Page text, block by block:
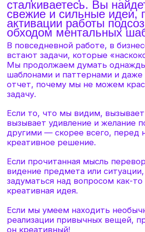
9
3
Недели, расчетное время
прохождения курса
Креативный
человек — это не тот, кто на любой
вопрос предлагает тысячу идей.
Креативный человек — это тот, кто
способен красиво решить
поставленную задачу.
[Креативность ]
20
Минут, средняя